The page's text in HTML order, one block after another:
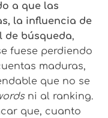
a que las
la influencia de
de búsqueda,
fuese perdiendo
maduras,
que no se
ni al ranking.
que, cuanto